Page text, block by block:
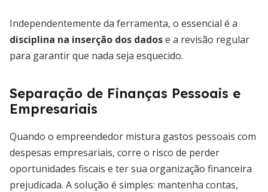
Independentemente da ferramenta, o essencial é a
disciplina na inserção dos dadose a revisão regular
para garantir que nada seja esquecido.
Separação de Finanças Pessoais e
Empresariais
Quando o empreendedor mistura gastos pessoais com
despesas empresariais, corre o risco de perder
oportunidades fiscais e ter sua organização financeira
prejudicada. A solução é simples: mantenha contas,